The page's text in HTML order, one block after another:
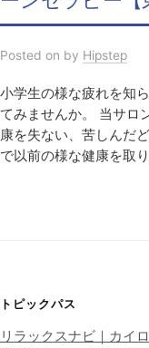
Posted on by Hipstep
小学生の様な疲れを知
てみませんか。 当サロ
康を失ない、苦しんだ
で以前の様な健康を取
トピックパス
リラックスナビ｜カイ